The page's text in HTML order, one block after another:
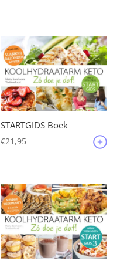
STARTGIDS Boek
€21,95